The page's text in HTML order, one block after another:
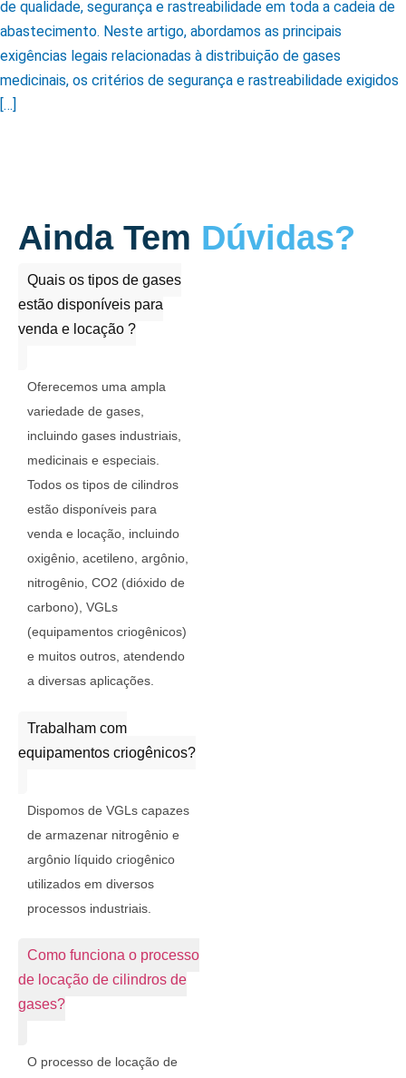
de qualidade, segurança e rastreabilidade em toda a cadeia de
abastecimento. Neste artigo, abordamos as principais
exigências legais relacionadas à distribuição de gases
medicinais, os critérios de segurança e rastreabilidade exigidos
[…]
Ainda Tem Dúvidas?
Quais os tipos de gases
estão disponíveis para
venda e locação ?
Oferecemos uma ampla
variedade de gases,
incluindo gases industriais,
medicinais e especiais.
Todos os tipos de cilindros
estão disponíveis para
venda e locação, incluindo
oxigênio, acetileno, argônio,
nitrogênio, CO2 (dióxido de
carbono), VGLs
(equipamentos criogênicos)
e muitos outros, atendendo
a diversas aplicações.
Trabalham com
equipamentos criogênicos?
Dispomos de VGLs capazes
de armazenar nitrogênio e
argônio líquido criogênico
utilizados em diversos
processos industriais.
Como funciona o processo
de locação de cilindros de
gases?
O processo de locação de